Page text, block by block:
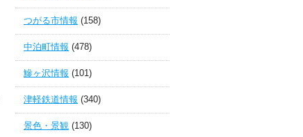
つがる市情報 (158)
中泊町情報 (478)
鰺ヶ沢情報 (101)
津軽鉄道情報 (340)
景色・景観 (130)